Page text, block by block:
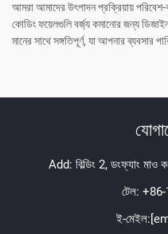
আমরা আমাদের উৎপাদন প্রক্রিয়ায়
কোডিং ফয়েলগুলি বর্জ্য কমানোর জন্য
মানের সাথে সঙ্গতিপূর্ণ, যা আপনার ব্যবসার
Add: বিল্ডিং 2, ডংফ্যাং মাও
টেল:
ই-মেইল: